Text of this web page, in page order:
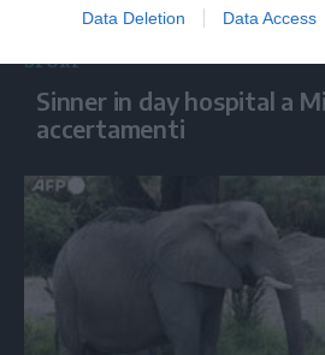
Data Deletion Data Access
SPORT
Sinner in day hospital a
accertamenti